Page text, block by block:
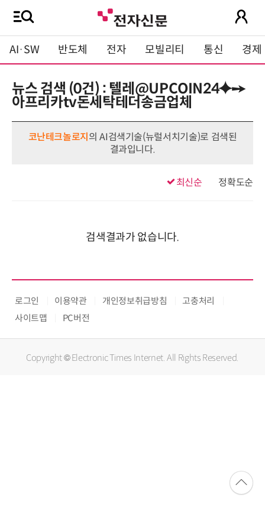
AI·SW 반도체 전자 모빌리티 통신 경제
뉴스 검색 (0건) : 텔레@UPCOIN24⯌➙
아프리카tv돈세탁테더송금업체
코난테크놀로지 의 AI검색기술(뉴럴서치기술)로 검색된
결과입니다.
최신순 정확도순
검색결과가 없습니다.
로그인 이용약관 개인정보취급방침
고충처리
사이트맵
PC버전
Copyright © Electronic Times Internet. All Rights Reserved.